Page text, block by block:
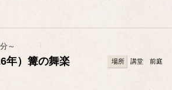
～
年）篝の舞楽 場所 講堂 前庭